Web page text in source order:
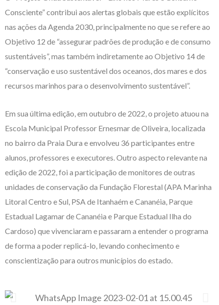
Consciente” contribui aos alertas globais que estão explícitos
nas ações da Agenda 2030, principalmente no que se refere ao
Objetivo 12 de “assegurar padrões de produção e de consumo
sustentáveis”, mas também indiretamente ao Objetivo 14 de
“conservação e uso sustentável dos oceanos, dos mares e dos
recursos marinhos para o desenvolvimento sustentável”.
Em sua última edição, em outubro de 2022, o projeto atuou na
Escola Municipal Professor Ernesmar de Oliveira, localizada
no bairro da Praia Dura e envolveu 36 participantes entre
alunos, professores e executores. Outro aspecto relevante na
edição de 2022, foi a participação de monitores de outras
unidades de conservação da Fundação Florestal (APA Marinha
Litoral Centro e Sul, PSA de Itanhaém e Cananéia, Parque
Estadual Lagamar de Cananéia e Parque Estadual Ilha do
Cardoso) que vivenciaram e passaram a entender o programa
de forma a poder replicá-lo, levando conhecimento e
conscientização para outros municípios do estado.